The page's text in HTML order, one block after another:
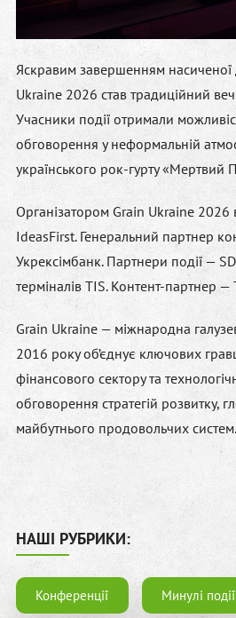
Яскравим завершенням насиченої
Ukraine 2026 став традиційний
Учасники події отримали
обговорення у неформальній
українського рок-гурту«Мертвий
Організатором Grain Ukraine 2026
IdeasFirst. Генеральний партнер
Укрексімбанк. Партнери події —
терміналів TIS. Контент-партнер
Grain Ukraine — міжнародна
2016 року об’єднує ключових
фінансового сектору та
обговорення стратегій розвитку,
майбутнього продовольчих систем.
НАШІ РУБРИКИ:
Конференції Минулі події